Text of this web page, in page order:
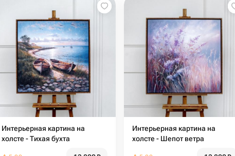
Интерьерная картина на
холсте - Тихая бухта
Интерьерная картина на
холсте - Шепот ветра